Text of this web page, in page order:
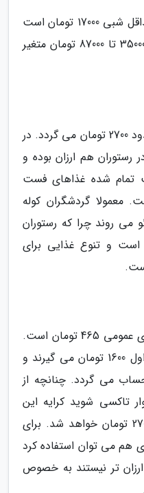
قیمت کرایه یک اتاق در هتل حداقل شبی 17000 تومان است
اما به طور معمول این رقم بین 35000 تا 87000 تومان متغیر
قیمت یک وعده غذای محلی حدود 2700 تومان می گردد. در
هم ارزان بوده و
قیمت تمام شده غذاهای فست
تومان است. معمولا گردشگران کوله
می روند چرا که رستوران
است و تنوع غذایی برای
هزینه جایه جایی با اتوبوس های عمومی 465 تومان است.
تاکسی ها به ازای یک کیلومتر اول 1600 تومان می گیرند و
1400 تومان حساب می گردد. چنانچه از
تاکسی شوید کرایه این
جهت 30 دقیقه ای کم تر از 27000 تومان خواهد شد. برای
هم می توان استفاده کرد
تر نیستند به خصوص